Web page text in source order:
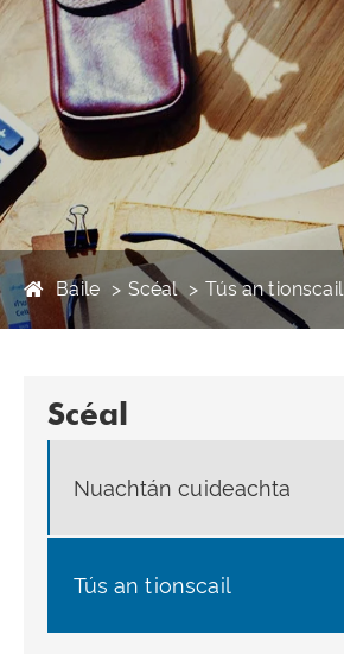
Baile Scéal Tús an tionscail
Scéal
Nuachtán cuideachta
Tús an tionscail